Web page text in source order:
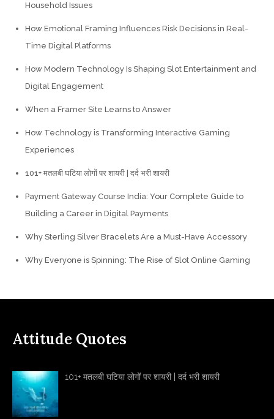
Household Issues
How Emotional Framing Influences Risk Decisions in Real-
Time Digital Platforms
How Modern Technology Is Shaping Slot Entertainment and
Digital Engagement
When a Framer Site Learns to Answer
How Technology is Transforming Interactive Gaming
Experiences
101+ मतलबी घटिया लोगों पर शायरी | दर्द भरी शायरी
Payment Gateway Course India: Your Complete Guide to
Building a Career in Digital Payments
Why Sterling Silver Bracelets Are a Must-Have Accessory
Why Everyone is Spinning: The Rise of Slot Online Gaming
Attitude Quotes
101+ मतलबी घटिया लोगों पर शायरी | दर्द भरी शायरी